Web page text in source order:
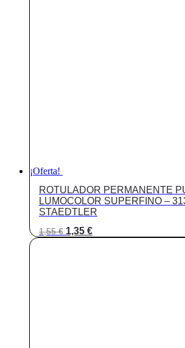
¡Oferta!
ROTULADOR PERMANENTE
LUMOCOLOR SUPERFINO –
STAEDTLER
1,55€ El
precio
1,35 €El
precio